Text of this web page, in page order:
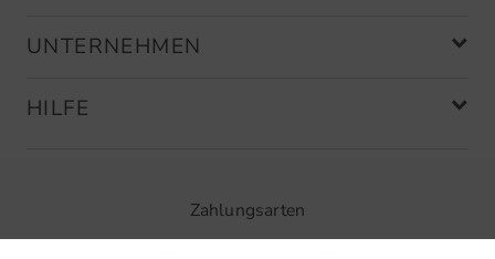
UNTERNEHMEN
HILFE
Zahlungsarten